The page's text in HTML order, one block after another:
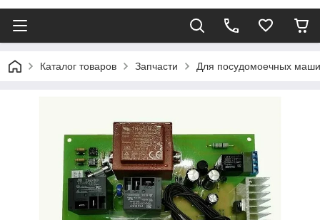
Каталог товаров Запчасти Для посудомоечных